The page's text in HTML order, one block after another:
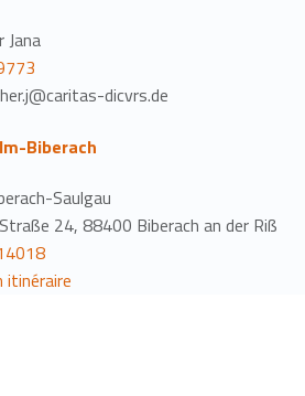
Jana
dicvrs.de
Biberach
Saulgau
24, 88400 Biberach an der Riß
itinéraire